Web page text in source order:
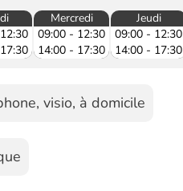
Mercredi
09:00 - 12:30
14:00 - 17:30
Jeudi
09:00 - 12:30
14:00 - 17:30
visio, à domicile